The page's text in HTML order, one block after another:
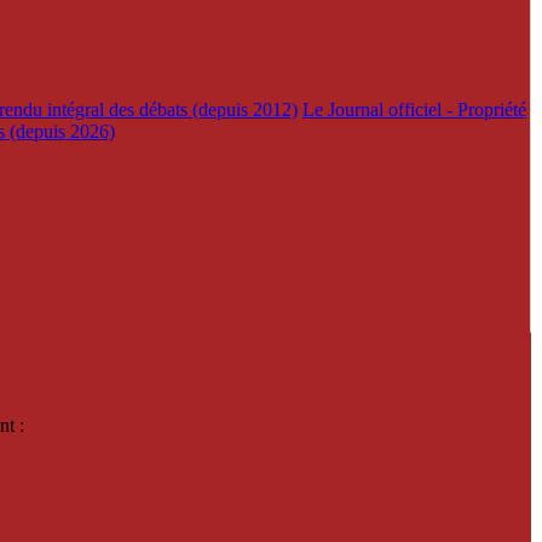
intégral des débats (depuis 2012) Le Journal officiel - Propriété
(depuis 2026)
: